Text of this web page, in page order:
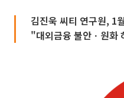
김진욱 씨티 연구원, 1
"대외금융 불안ㆍ원화